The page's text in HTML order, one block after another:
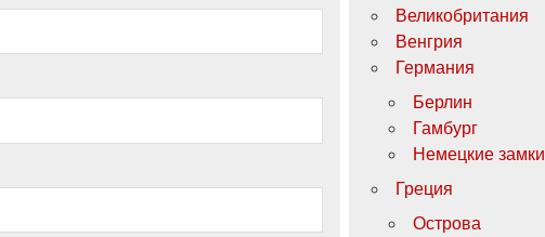
Великобритания
Венгрия
Германия
Берлин
Гамбург
Немецкие замки
Греция
Острова